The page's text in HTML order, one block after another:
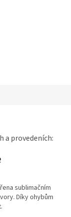
a provedeních:
sublimačním
Díky ohybům